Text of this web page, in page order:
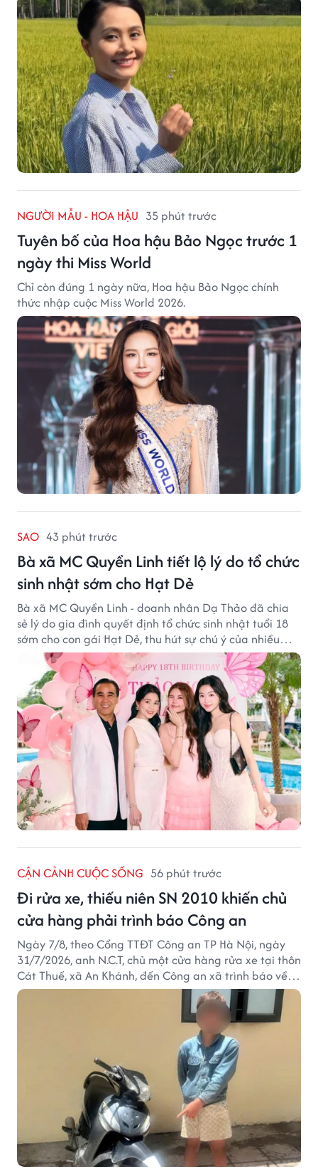
NGƯỜI MẪU - HOA HẬU 35 phút trước
Tuyên bố của Hoa hậu Bảo Ngọc trước 1
ngày thi Miss World
Chỉ còn đúng 1 ngày nữa, Hoa hậu Bảo Ngọc chính
thức nhập cuộc Miss World 2026.
SAO 43 phút trước
Bà xã MC Quyền Linh tiết lộ lý do tổ chức
sinh nhật sớm cho Hạt Dẻ
Bà xã MC Quyền Linh - doanh nhân Dạ Thảo đã chia
sẻ lý do gia đình quyết định tổ chức sinh nhật tuổi 18
sớm cho con gái Hạt Dẻ, thu hút sự chú ý của nhiều
người hâm mộ.
CẬN CẢNH CUỘC SỐNG 56 phút trước
Đi rửa xe, thiếu niên SN 2010 khiến chủ
cửa hàng phải trình báo Công an
Ngày 7/8, theo Cổng TTĐT Công an TP Hà Nội, ngày
31/7/2026, anh N.C.T, chủ một cửa hàng rửa xe tại thôn
Cát Thuế, xã An Khánh, đến Công an xã trình báo về
việc bị mất trộm chiếc xe máy Honda Wave. Trong cốp
xe còn có nhiều giấy tờ cá nhân và khoảng 1,2 triệu